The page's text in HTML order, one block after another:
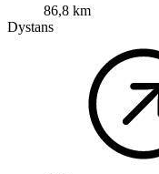
86,8 km
Dystans